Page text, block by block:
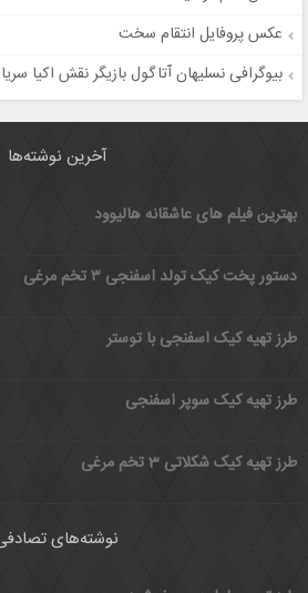
عکس پروفایل انتقام سخت
بیوگرافی نسلیهان آتاگول بازیگر نقش اکیا
آخرین نوشته‌ها
بهترین فیلم های عاشقانه هالیوود
دستور پخت کیک تولد اسفنجی ۳ تخم مرغی
طرز تهیه کیک اسفنجی با توستر
طرز تهیه کیک سوپر اسفنجی
طرز تهیه کیک شکلاتی 3 تخم مرغی
نوشته‌های